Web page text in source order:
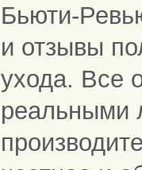
Бьюти-
и отзывы
ухода. Все
реальными